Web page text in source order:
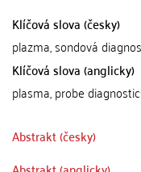
Klíčová slova (česky)
plazma, sondová
Klíčová slova (anglicky)
plasma, probe
Abstrakt (česky)